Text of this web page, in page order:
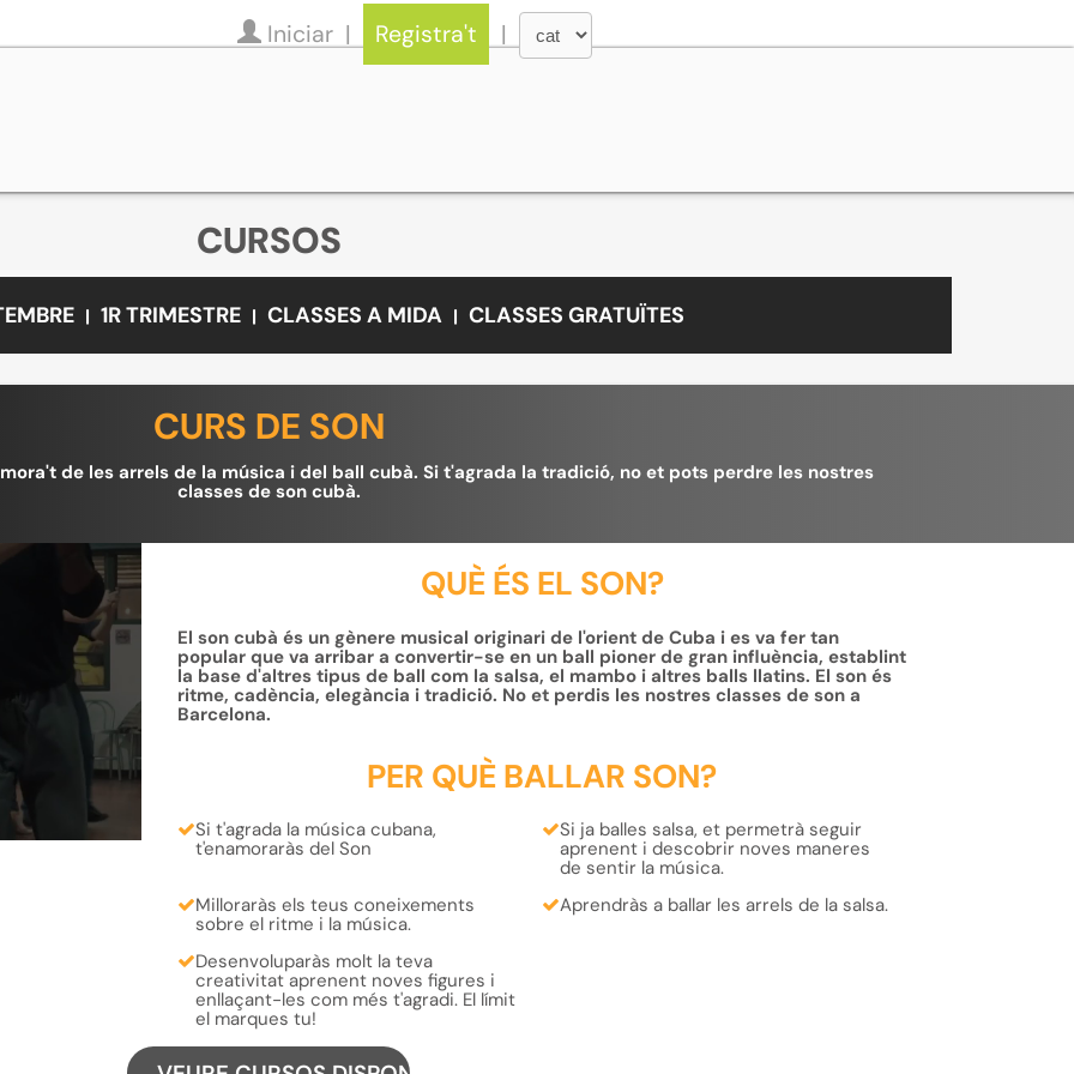
Iniciar Registra't
CURSOS
1R TRIMESTRE CLASSES A MIDA CLASSES GRATUÏTES
CURS DE SON
de les arrels de la música i del ball cubà. Si t'agrada la tradició, no et pots perdre les nostres
classes de son cubà.
QUÈ ÉS EL SON?
El son cubà és un gènere musical originari de l'orient de Cuba i es va fer tan
popular que va arribar a convertir-se en un ball pioner de gran influència, establint
la base d'altres tipus de ball com la salsa, el mambo i altres balls llatins. El son és
ritme, cadència, elegància i tradició. No et perdis les nostres classes de son a
Barcelona.
PER QUÈ BALLAR SON?
Si t'agrada la música cubana,
t'enamoraràs del Son
Si ja balles salsa, et permetrà seguir
aprenent i descobrir noves maneres
de sentir la música.
Milloraràs els teus coneixements
sobre el ritme i la música.
Aprendràs a ballar lesarrels de la salsa.
Desenvoluparàs molt la teva
creativitataprenentnoves figures i
enllaçant-les com més t'agradi. El límit
el marques tu!